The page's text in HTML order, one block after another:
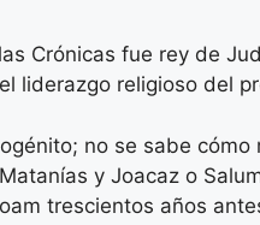
Crónicas fue rey de
liderazgo religioso del
no se sabe cómo
y Joacaz o
trescientos años